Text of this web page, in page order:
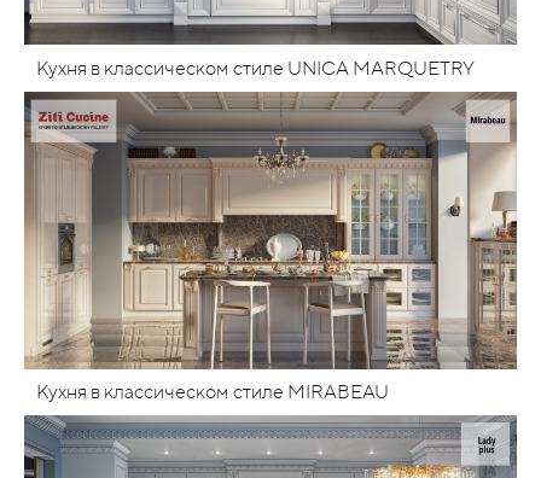
Кухня в классическом стиле UNICA MARQUETRY
Кухня в классическом стиле MIRABEAU